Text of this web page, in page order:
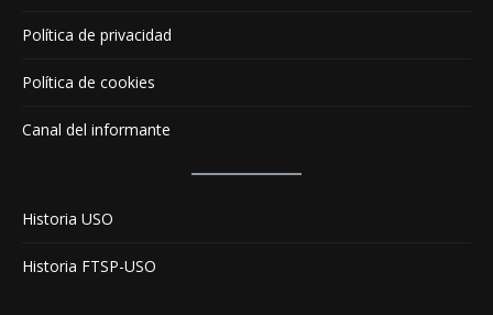
Política de privacidad
Política de cookies
Canal del informante
Historia USO
Historia FTSP-USO